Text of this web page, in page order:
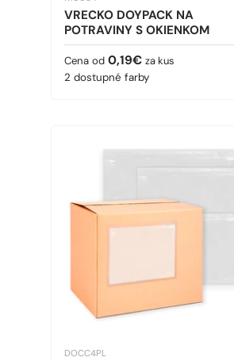
VRECKO DOYPACK NA
POTRAVINY S OKIENKOM
Bežná cena
Cena od 0,19€ za kus
2 dostupné farby
DOCC4PL